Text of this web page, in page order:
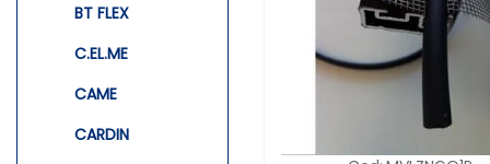
BT FLEX
C.EL.ME
CAME
CARDIN